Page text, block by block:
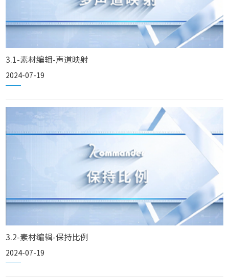
3.1-素材编辑-声道映射
2024-07-19
3.2-素材编辑-保持比例
2024-07-19